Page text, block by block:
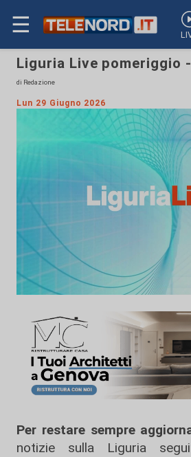
☰
Liguria Live pomeriggio
di Redazione
Lun 29 Giugno 2026
Per restare sempre
notizie sulla Liguria